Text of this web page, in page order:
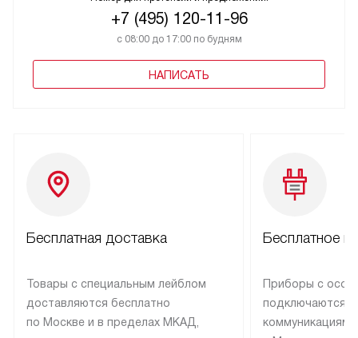
+7 (495) 120-11-96
с 08:00 до 17:00 по будням
НАПИСАТЬ
Бесплатная доставка
Товары с специальным лейблом
доставляются бесплатно
по Москве и в пределах МКАД,
Бесплатное
Приборы с
подключаются к
коммуникациям